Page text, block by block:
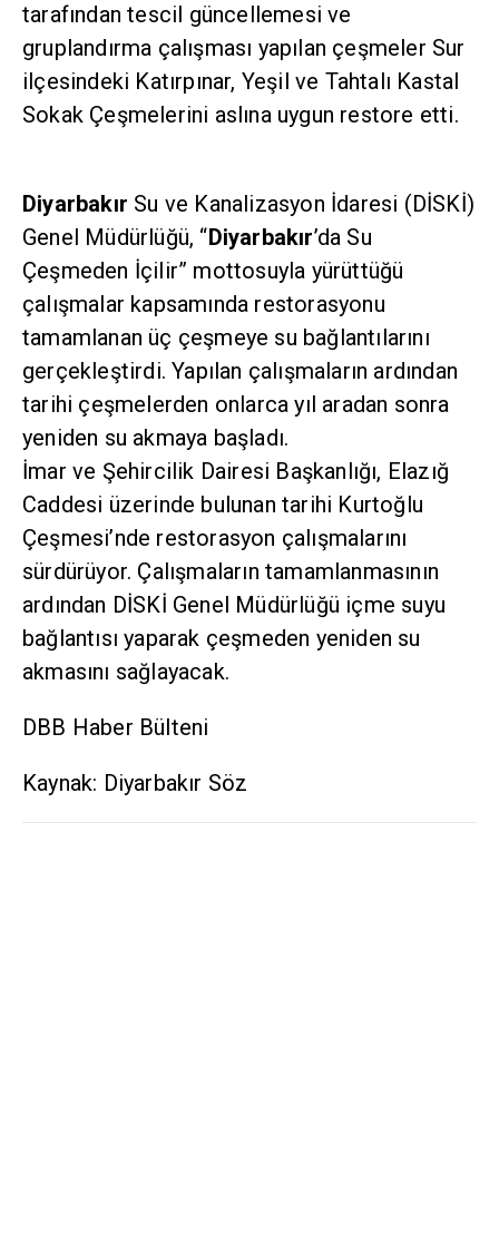
tarafından tescil güncellemesi ve
gruplandırma çalışması yapılan çeşmeler Sur
ilçesindeki Katırpınar, Yeşil ve Tahtalı Kastal
Sokak Çeşmelerini aslına uygun restore etti.
Diyarbakır Su ve Kanalizasyon İdaresi (DİSKİ)
Genel Müdürlüğü, “Diyarbakır’da Su
Çeşmeden İçilir” mottosuyla yürüttüğü
çalışmalar kapsamında restorasyonu
tamamlanan üç çeşmeye su bağlantılarını
gerçekleştirdi. Yapılan çalışmaların ardından
tarihi çeşmelerden onlarca yıl aradan sonra
yeniden su akmaya başladı.
İmar ve Şehircilik Dairesi Başkanlığı, Elazığ
Caddesi üzerinde bulunan tarihi Kurtoğlu
Çeşmesi’nde restorasyon çalışmalarını
sürdürüyor. Çalışmaların tamamlanmasının
ardından DİSKİ Genel Müdürlüğü içme suyu
bağlantısı yaparak çeşmeden yeniden su
akmasını sağlayacak.
DBB Haber Bülteni
Kaynak: Diyarbakır Söz